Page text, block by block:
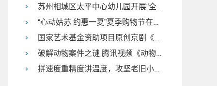
苏州相城区太平中心幼儿园开展“全国爱眼日”活动
“心动姑苏 约惠一夏”夏季购物节在苏州观前街正式启动
国家艺术基金资助项目原创京剧《张謇》首演大获成功
破解动物案件之谜 腾讯视频《动物神探队》海外首播破纪录
拼速度重精度讲温度，攻坚老旧小区“拔点清面”